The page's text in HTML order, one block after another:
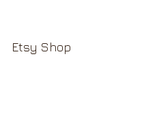
Etsy Shop